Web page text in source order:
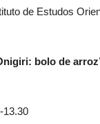
de Estudos
bolo de
13.30